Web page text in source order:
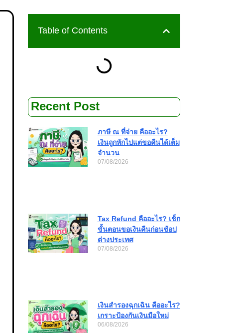
Table of Contents
Recent Post
ภาษี ณ ที่จ่าย คืออะไร?
เงินถูกหักไปแต่ขอคืนได้เต็ม
จำนวน
07/08/2026
Tax Refund คืออะไร? เช็ก
ขั้นตอนขอเงินคืนก่อนช้อป
ต่างประเทศ
07/08/2026
เงินสำรองฉุกเฉิน คืออะไร?
เกราะป้องกันเงินมือใหม่
06/08/2026